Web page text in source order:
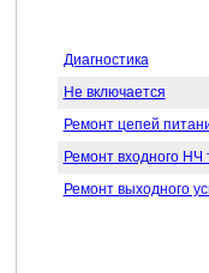
Диагностика
Не включается
Ремонт цепей
Ремонт входного НЧ
Ремонт выходного